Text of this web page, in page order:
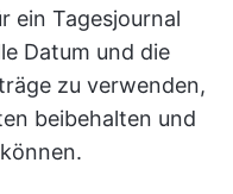
ein Tagesjournal
Datum und die
zu verwenden,
beibehalten und